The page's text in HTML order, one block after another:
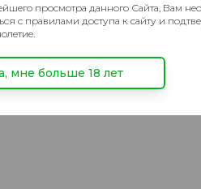
просмотра данного Сайта, Вам
с правилами доступа к сайту и
мне больше 18 лет